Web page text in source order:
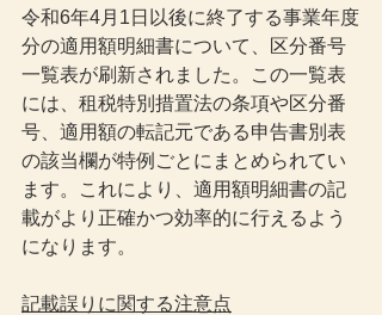
令和6年4月1日以後に終了する事業年度
分の適用額明細書について、区分番号
一覧表が刷新されました。この一覧表
には、租税特別措置法の条項や区分番
号、適用額の転記元である申告書別表
の該当欄が特例ごとにまとめられてい
ます。これにより、適用額明細書の記
載がより正確かつ効率的に行えるよう
になります。
記載誤りに関する注意点